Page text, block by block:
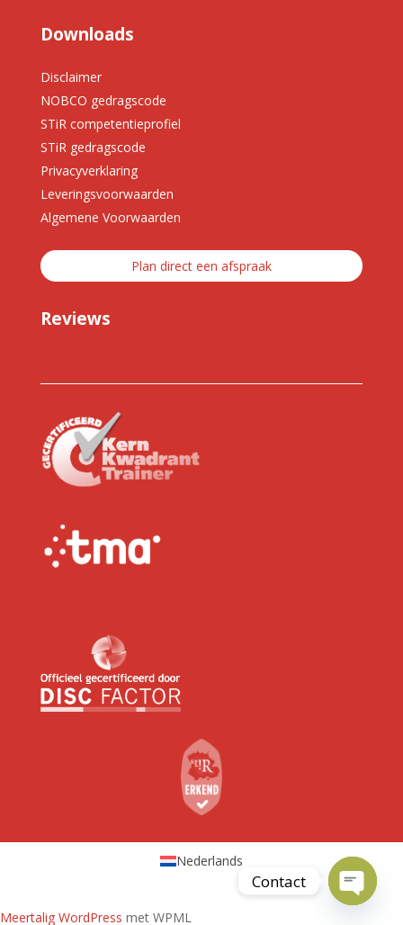
Downloads
Disclaimer
NOBCO gedragscode
STiR competentieprofiel
STiR gedragscode
Privacyverklaring
Leveringsvoorwaarden
Algemene Voorwaarden
Plan direct een afspraak
Reviews
Nederlands
Meertalig WordPress met WPML
Contact